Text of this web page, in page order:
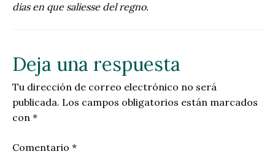
dias en que saliesse del regno.
Deja una respuesta
Tu dirección de correo electrónico no será
publicada. Los campos obligatorios están marcados
con *
Comentario *